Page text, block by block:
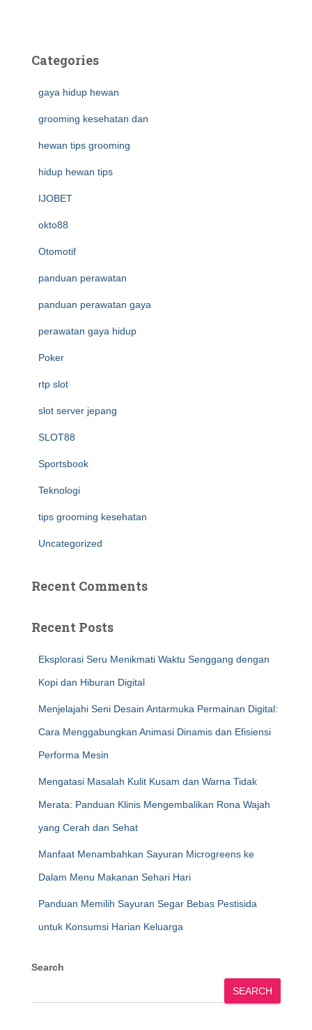
Categories
gaya hidup hewan
grooming kesehatan dan
hewan tips grooming
hidup hewan tips
IJOBET
okto88
Otomotif
panduan perawatan
panduan perawatan gaya
perawatan gaya hidup
Poker
rtp slot
slot server jepang
SLOT88
Sportsbook
Teknologi
tips grooming kesehatan
Uncategorized
Recent Comments
Recent Posts
Eksplorasi Seru Menikmati Waktu Senggang dengan
Kopi dan Hiburan Digital
Menjelajahi Seni Desain Antarmuka Permainan Digital:
Cara Menggabungkan Animasi Dinamis dan Efisiensi
Performa Mesin
Mengatasi Masalah Kulit Kusam dan Warna Tidak
Merata: Panduan Klinis Mengembalikan Rona Wajah
yang Cerah dan Sehat
Manfaat Menambahkan Sayuran Microgreens ke
Dalam Menu Makanan Sehari Hari
Panduan Memilih Sayuran Segar Bebas Pestisida
untuk Konsumsi Harian Keluarga
Search
SEARCH